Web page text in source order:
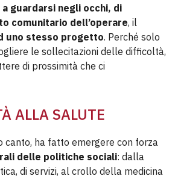
guardarsi negli occhi, di
comunitario dell’operare, il
uno stesso progetto. Perché solo
le sollecitazioni delle difficoltà,
di prossimità che ci
ALLA SALUTE
canto, ha fatto emergere con forza
delle politiche sociali: dalla
di servizi, al crollo della medicina